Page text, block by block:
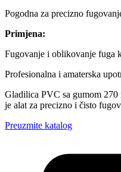
Pogodna za precizno
Primjena:
Fugovanje i oblikovanje fuga
Profesionalna i amaterska
Gladilica PVC sa gumom 270
je alat za precizno i čisto
Preuzmite katalog